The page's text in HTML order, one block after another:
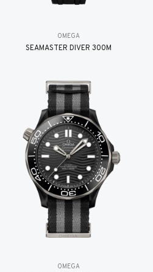
OMEGA
SEAMASTER DIVER 300M
OMEGA